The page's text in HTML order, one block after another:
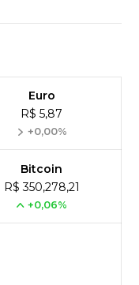
Euro
R$ 5,87
+0,00%
Bitcoin
R$ 350,278,21
+0,06%